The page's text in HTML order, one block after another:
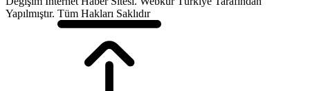
Yapılmıştır. Tüm Hakları Saklıdır